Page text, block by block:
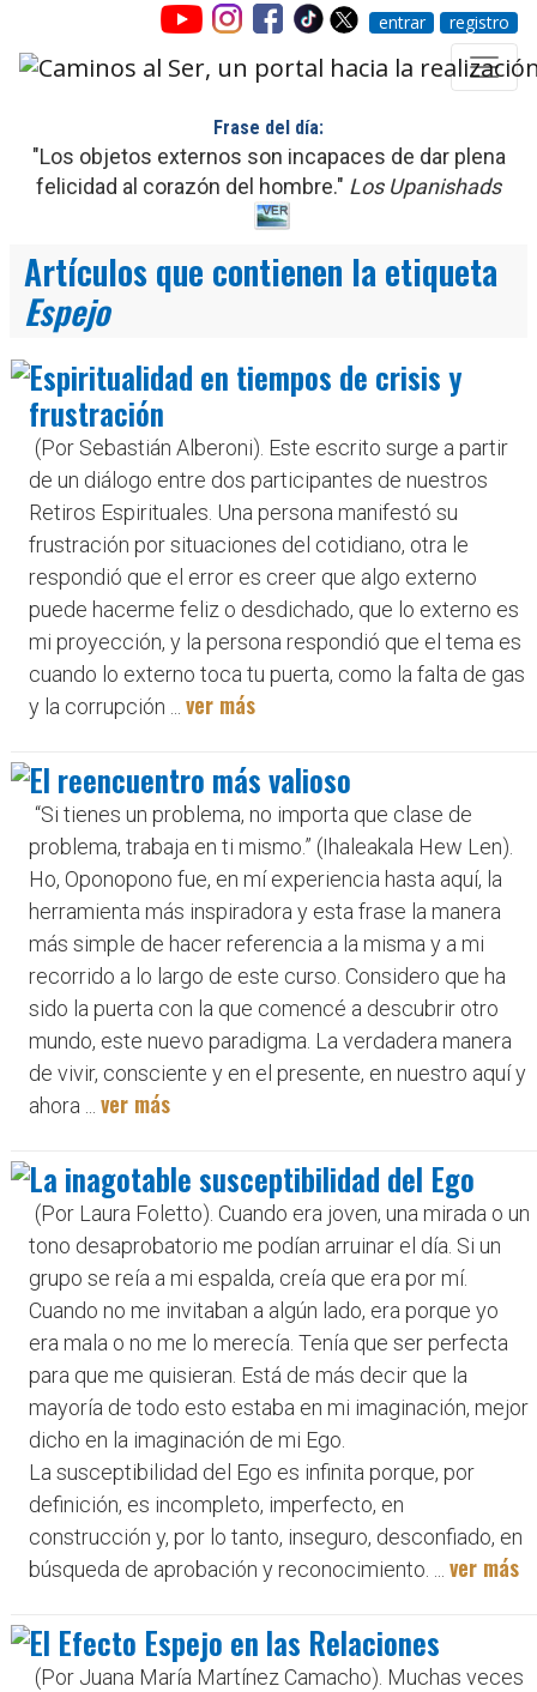
entrar registro
Frase del día:
"Los objetos externos son incapaces de dar plena
felicidad al corazón del hombre." Los Upanishads
Artículos que contienen la etiqueta
Espejo
Espiritualidad en tiempos de crisis y
frustración
(Por Sebastián Alberoni). Este escrito surge a partir
de un diálogo entre dos participantes de nuestros
Retiros Espirituales. Una persona manifestó su
frustración por situaciones del cotidiano, otra le
respondió que el error es creer que algo externo
puede hacerme feliz o desdichado, que lo externo es
mi proyección, y la persona respondió que el tema es
cuando lo externo toca tu puerta, como la falta de gas
y la corrupción ... ver más
El reencuentro más valioso
“Si tienes un problema, no importa que clase de
problema, trabaja en ti mismo.” (Ihaleakala Hew Len).
Ho, Oponopono fue, en mí experiencia hasta aquí, la
herramienta más inspiradora y esta frase la manera
más simple de hacer referencia a la misma y a mi
recorrido a lo largo de este curso. Considero que ha
sido la puerta con la que comencé a descubrir otro
mundo, este nuevo paradigma. La verdadera manera
de vivir, consciente y en el presente, en nuestro aquí y
ahora ... ver más
La inagotable susceptibilidad del Ego
(Por Laura Foletto). Cuando era joven, una mirada o un
tono desaprobatorio me podían arruinar el día. Si un
grupo se reía a mi espalda, creía que era por mí.
Cuando no me invitaban a algún lado, era porque yo
era mala o no me lo merecía. Tenía que ser perfecta
para que me quisieran. Está de más decir que la
mayoría de todo esto estaba en mi imaginación, mejor
dicho en la imaginación de mi Ego.
La susceptibilidad del Ego es infinita porque, por
definición, es incompleto, imperfecto, en
construcción y, por lo tanto, inseguro, desconfiado, en
búsqueda de aprobación y reconocimiento. ... ver más
El Efecto Espejo en las Relaciones
(Por Juana María Martínez Camacho). Muchas veces